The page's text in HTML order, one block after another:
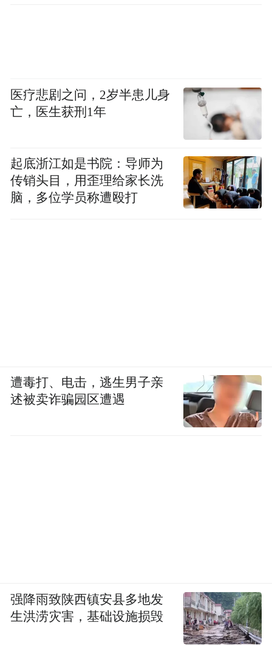
者，曾获得微博十大影响力星座博主、克劳
锐年度最具影响力星座自媒体等称号。截至
2025年8月6日，其抖音平台粉丝1990.7万，
微博粉丝1906.1万。
很多网友一字一句看完了双方发的长文表
示：对感情和婚姻有了新的认知
医疗悲剧之问，2岁半患儿身
亡，医生获刑1年
起底浙江如是书院：导师为
传销头目，用歪理给家长洗
脑，多位学员称遭殴打
遭毒打、电击，逃生男子亲
述被卖诈骗园区遭遇
强降雨致陕西镇安县多地发
生洪涝灾害，基础设施损毁